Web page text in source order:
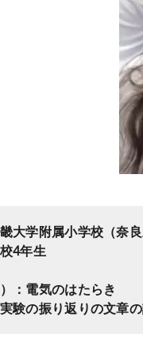
大学附属小学校（奈良
4年生
：電気のはたらき
験の振り返りの文章